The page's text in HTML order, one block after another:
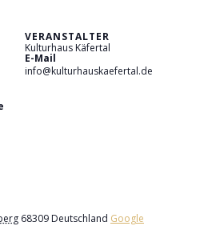
68309 Deutschland Google
VERANSTALTER
Kulturhaus Käfertal
E-Mail
info@kulturhauskaefertal.de